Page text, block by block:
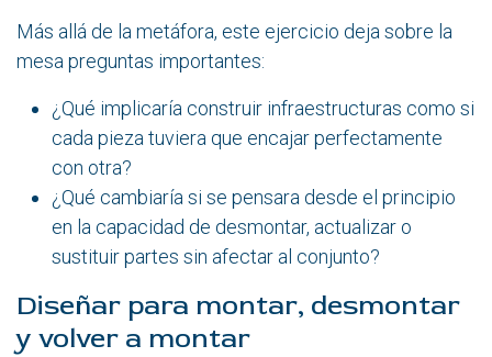
Más allá de la metáfora, este ejercicio deja sobre la
mesa preguntas importantes:
¿Qué implicaría construir infraestructuras como si
cada pieza tuviera que encajar perfectamente
con otra?
¿Qué cambiaría si se pensara desde el principio
en la capacidad de desmontar, actualizar o
sustituir partes sin afectar al conjunto?
Diseñar para montar, desmontar
y volver a montar